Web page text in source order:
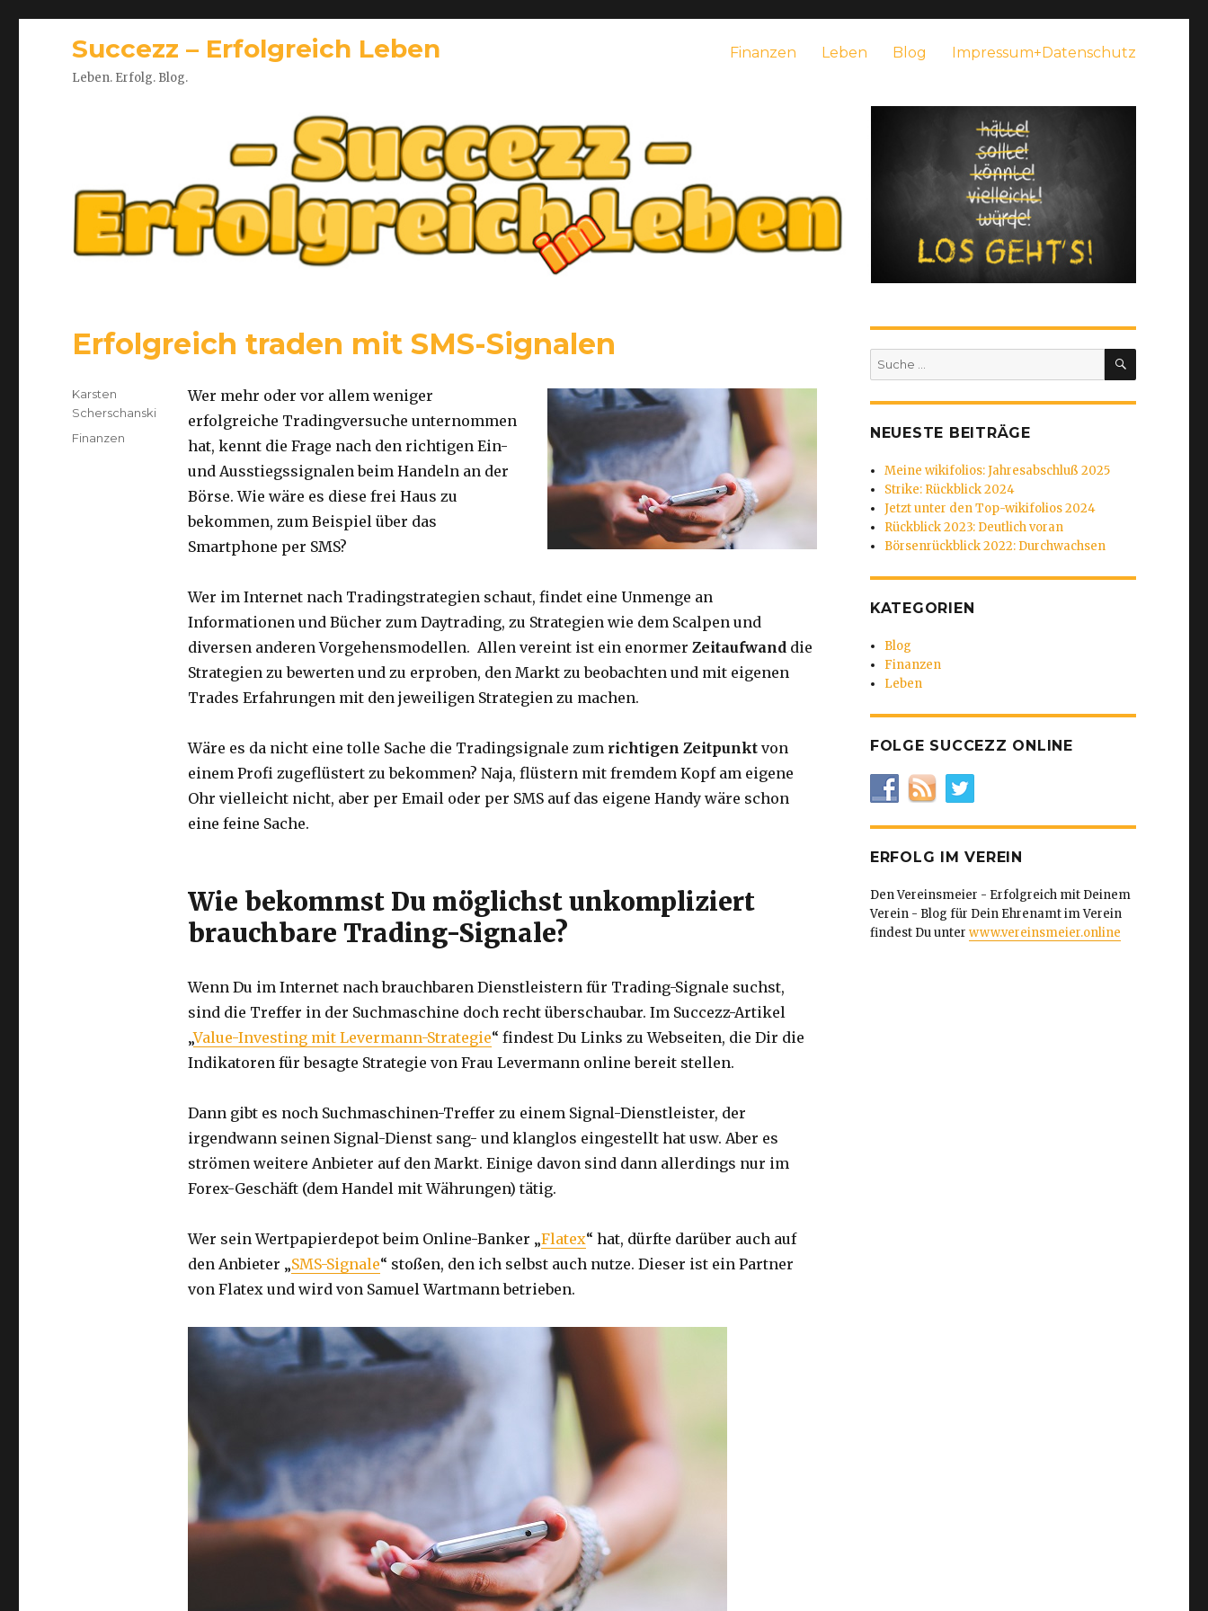
Succezz – Erfolgreich Leben
Leben. Erfolg. Blog.
Finanzen Leben Blog Impressum+Datenschutz
Erfolgreich traden mit SMS-Signalen
Wer mehr oder vor allem weniger
erfolgreiche Tradingversuche unternommen
hat, kennt die Frage nach den richtigen Ein-
und Ausstiegssignalen beim Handeln an der
Börse. Wie wäre es diese frei Haus zu
bekommen, zum Beispiel über das
Smartphone per SMS?
Wer im Internet nach Tradingstrategien schaut, findet eine Unmenge an
Informationen und Bücher zum Daytrading, zu Strategien wie dem Scalpen und
diversen anderen Vorgehensmodellen. Allen vereint ist ein enormerZeitaufwand die
Strategien zu bewerten und zu erproben, den Markt zu beobachten und mit eigenen
Trades Erfahrungen mit den jeweiligen Strategien zu machen.
Wäre es da nicht eine tolle Sache die Tradingsignale zum richtigen Zeitpunkt von
einem Profi zugeflüstert zu bekommen? Naja, flüstern mit fremdem Kopf am eigene
Ohr vielleicht nicht, aber per Email oder per SMS auf das eigene Handy wäre schon
eine feine Sache.
Wie bekommst Du möglichst unkompliziert
brauchbare Trading-Signale?
Wenn Du im Internet nach brauchbaren Dienstleistern für Trading-Signale suchst,
sind die Treffer in der Suchmaschine doch recht überschaubar. Im Succezz-Artikel
„Value-Investing mit Levermann-Strategie“ findest Du Links zu Webseiten, die Dir die
Indikatoren für besagte Strategie von Frau Levermann online bereit stellen.
Dann gibt es noch Suchmaschinen-Treffer zu einem Signal-Dienstleister, der
irgendwann seinen Signal-Dienst sang- und klanglos eingestellt hat usw. Aber es
strömen weitere Anbieter auf den Markt. Einige davon sind dann allerdings nur im
Forex-Geschäft (dem Handel mit Währungen) tätig.
Wer sein Wertpapierdepot beim Online-Banker „Flatex“ hat, dürfte darüber auch auf
den Anbieter „SMS-Signale“ stoßen, den ich selbst auch nutze. Dieser ist ein Partner
von Flatex und wird von Samuel Wartmann betrieben.
Autor
Karsten
Scherschanski
Kategorien
Finanzen
Suche
nach:
SUCHEN
NEUESTE BEITRÄGE
Meine wikifolios: Jahresabschluß 2025
Strike: Rückblick 2024
Jetzt unter den Top-wikifolios 2024
Rückblick 2023: Deutlich voran
Börsenrückblick 2022: Durchwachsen
KATEGORIEN
Blog
Finanzen
Leben
FOLGE SUCCEZZ ONLINE
ERFOLG IM VEREIN
Den Vereinsmeier - Erfolgreich mit Deinem
Verein - Blog für Dein Ehrenamt im Verein
findest Du unter www.vereinsmeier.online